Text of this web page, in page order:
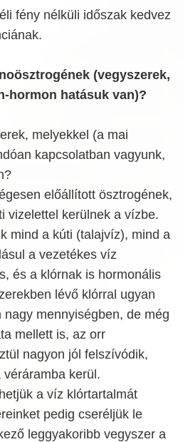
fény nélküli időszak kedvez
(vegyszerek,
hormon hatásuk van)?
melyekkel (a mai
kapcsolatban vagyunk,
előállított ösztrogének,
vizelettel kerülnek a vízbe.
mind a kúti (talajvíz), mind a
a vezetékes víz
és a klórnak is hormonális
lévő klórral ugyan
mennyiségben, de még
mellett is, az orr
nagyon jól felszívódik,
kerül.
a víz klórtartalmát
pedig cseréljük le
leggyakoribb vegyszer a